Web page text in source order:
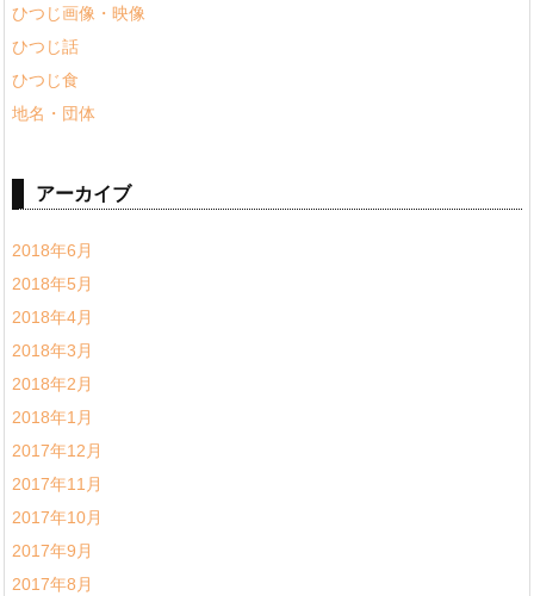
ひつじ画像・映像
ひつじ話
ひつじ食
地名・団体
アーカイブ
2018年6月
2018年5月
2018年4月
2018年3月
2018年2月
2018年1月
2017年12月
2017年11月
2017年10月
2017年9月
2017年8月